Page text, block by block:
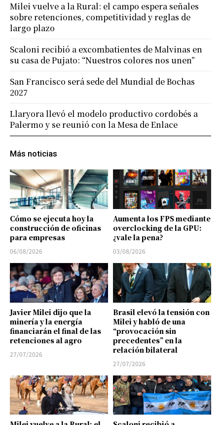
Más noticias
Cómo se ejecuta hoy la
construcción de oficinas
para empresas
06/08/2026
Aumenta los FPS mediante
overclocking de la GPU:
¿vale la pena?
03/08/2026
Javier Milei dijo que la
minería y la energía
financiarán el final de las
retenciones al agro
27/07/2026
Brasil elevó la tensión con
Milei y habló de una
“provocación sin
precedentes” en la
relación bilateral
27/07/2026
Milei vuelve a la Rural: el campo espera señales
sobre retenciones, competitividad y reglas de
largo plazo
Scaloni recibió a excombatientes de Malvinas en
su casa de Pujato: “Nuestros colores nos unen”
San Francisco será sede del Mundial de Bochas
2027
Llaryora llevó el modelo productivo cordobés a
Palermo y se reunió con la Mesa de Enlace